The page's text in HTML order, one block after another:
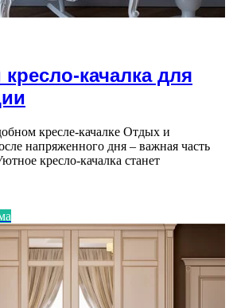
качалка для
кресле-качалке Отдых и
напряженного дня – важная часть
кресло-качалка станет